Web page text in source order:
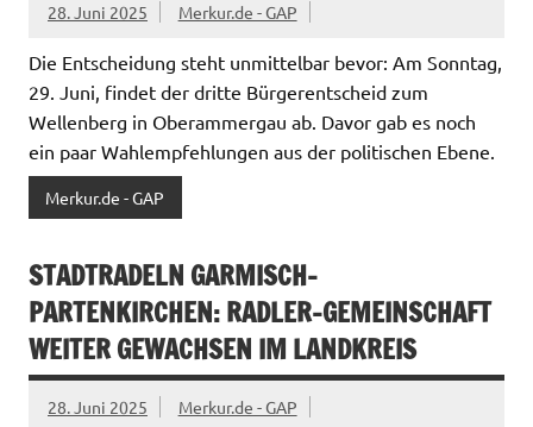
28. Juni 2025 Merkur.de - GAP
Die Entscheidung steht unmittelbar bevor: Am Sonntag,
29. Juni, findet der dritte Bürgerentscheid zum
Wellenberg in Oberammergau ab. Davor gab es noch
ein paar Wahlempfehlungen aus der politischen Ebene.
Merkur.de - GAP
STADTRADELN GARMISCH-
PARTENKIRCHEN: RADLER-GEMEINSCHAFT
WEITER GEWACHSEN IM LANDKREIS
28. Juni 2025 Merkur.de - GAP